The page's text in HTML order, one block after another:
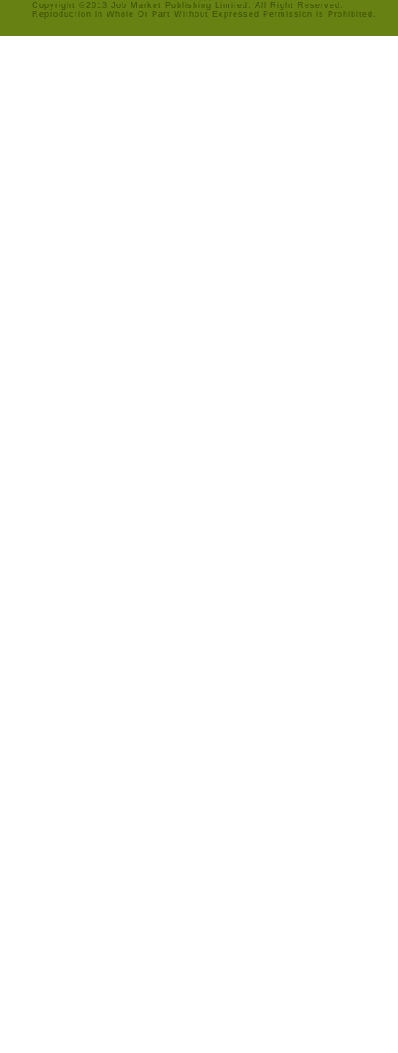
Copyright ©2013 Job Market Publishing Limited. All Right Reserved.
Reproduction in Whole Or Part Without Expressed Permission is Prohibited.